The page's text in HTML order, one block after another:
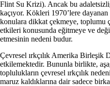
Flint Su Krizi). Ancak bu
kaçıyor. Kökleri 1970’lere
konulara dikkat çekmeye, toplumu
etkileri konusunda eğitmeye ve
etmesinin nedeni budur.
Çevresel ırkçılık Amerika Birleşik
etkilemektedir. Bununla birlikte,
toplulukların çevresel ırkçılık
maruz kaldıklarına dair sadece